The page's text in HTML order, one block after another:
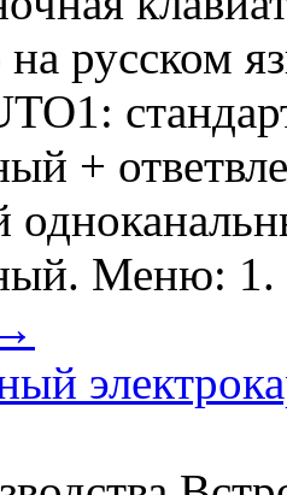
русском
+
Меню: 1.